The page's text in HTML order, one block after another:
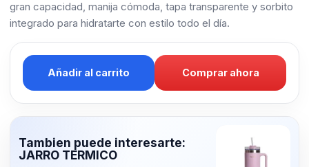
gran capacidad, manija cómoda, tapa transparente y sorbito
integrado para hidratarte con estilo todo el día.
Añadir al carrito Comprar ahora
Tambien puede interesarte:
JARRO TERMICO